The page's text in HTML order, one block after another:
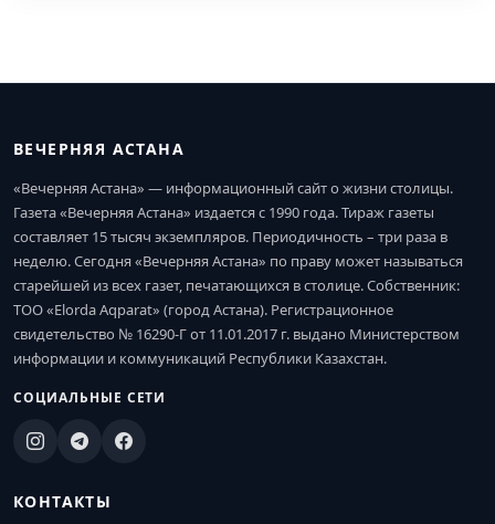
ВЕЧЕРНЯЯ АСТАНА
«Вечерняя Астана» — информационный сайт о жизни столицы.
Газета «Вечерняя Астана» издается с 1990 года. Тираж газеты
составляет 15 тысяч экземпляров. Периодичность – три раза в
неделю. Сегодня «Вечерняя Астана» по праву может называться
старейшей из всех газет, печатающихся в столице. Собственник:
ТОО «Elorda Aqparat» (город Астана). Регистрационное
свидетельство № 16290-Г от 11.01.2017 г. выдано Министерством
информации и коммуникаций Республики Казахстан.
СОЦИАЛЬНЫЕ СЕТИ
КОНТАКТЫ